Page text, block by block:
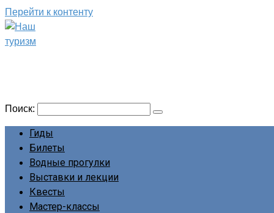
Перейти к контенту
Поиск:
Гиды
Билеты
Водные прогулки
Выставки и лекции
Квесты
Мастер-классы